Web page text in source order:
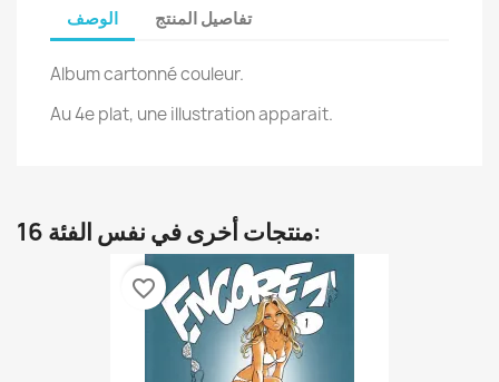
الوصف تفاصيل المنتج
Album cartonné couleur.
Au 4e plat, une illustration apparait.
16 منتجات أخرى في نفس الفئة:
favorite_border